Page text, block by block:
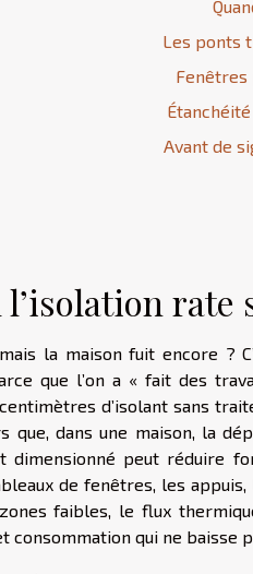
Les ponts
Fenêtres
Avant de
l’isolation rate
la maison fuit encore ?
que l’on a « fait des
d’isolant sans
que, dans une maison, la
dimensionné peut réduire
de fenêtres, les
faibles, le flux
consommation qui ne baisse